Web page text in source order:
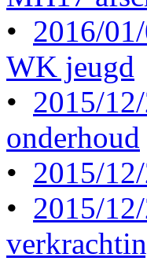
• 2016/
WK jeugd
• 2015/
onderhoud
• 2015/
• 2015/